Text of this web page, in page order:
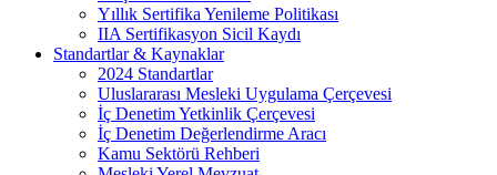
Yıllık Sertifika Yenileme Politikası
IIA Sertifikasyon Sicil Kaydı
Standartlar & Kaynaklar
2024 Standartlar
Uluslararası Mesleki Uygulama Çerçevesi
İç Denetim Yetkinlik Çerçevesi
İç Denetim Değerlendirme Aracı
Kamu Sektörü Rehberi